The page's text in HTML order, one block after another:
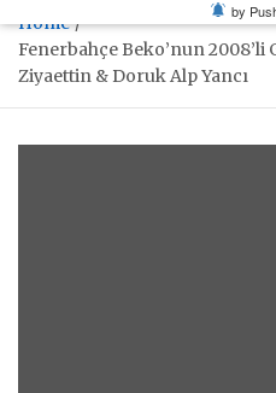
Home
Fenerbahçe Beko’nun
Ziyaettin & Doruk Alp Yancı
by